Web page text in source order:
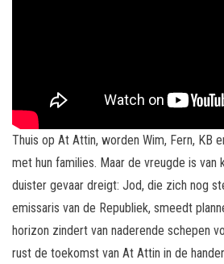
Thuis op At Attin, worden Wim, Fern, KB
met hun families. Maar de vreugde is van
duister gevaar dreigt: Jod, die zich nog
emissaris van de Republiek, smeedt
horizon zindert van naderende schepen
rust de toekomst van At Attin in de